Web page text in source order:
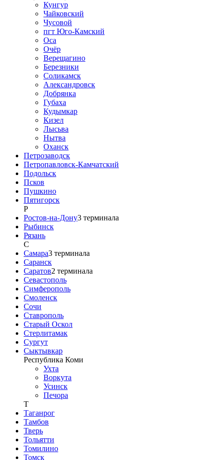
Кунгур
Чайковский
Чусовой
пгт Юго-Камский
Оса
Очёр
Верещагино
Березники
Соликамск
Александровск
Добрянка
Губаха
Кудымкар
Кизел
Лысьва
Нытва
Оханск
Петрозаводск
Петропавловск-Камчатский
Подольск
Псков
Пушкино
Пятигорск
Р
Ростов-на-Дону3 терминала
Рыбинск
Рязань
С
Самара3 терминала
Саранск
Саратов2 терминала
Севастополь
Симферополь
Смоленск
Сочи
Ставрополь
Старый Оскол
Стерлитамак
Сургут
Сыктывкар
Республика Коми
Ухта
Воркута
Усинск
Печора
Т
Таганрог
Тамбов
Тверь
Тольятти
Томилино
Томск